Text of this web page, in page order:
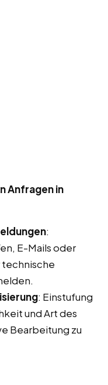
Anfragen in
:
E-Mails oder
technische
: Einstufung
und Art des
Bearbeitung zu